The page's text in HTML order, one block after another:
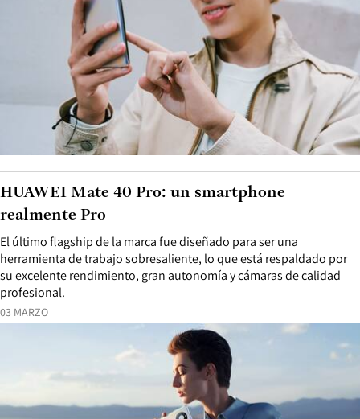
03 MARZO
El último flagship de la marca fue diseñado para ser una
herramienta de trabajo sobresaliente, lo que está respaldado por
su excelente rendimiento, gran autonomía y cámaras de calidad
profesional.
HUAWEI Mate 40 Pro: un smartphone
realmente Pro